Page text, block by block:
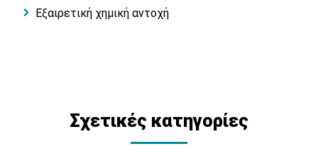
Εξαιρετική χημική αντοχή
Σχετικές κατηγορίες